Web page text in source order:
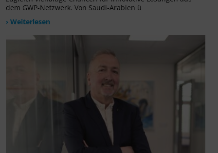
dem GWP-Netzwerk. Von Saudi-Arabien ü
› Weiterlesen